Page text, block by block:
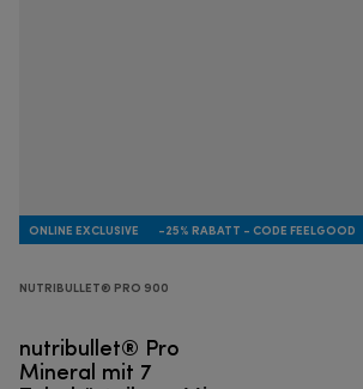
ONLINE EXCLUSIVE -25% RABATT - CODE FEELGOOD
NUTRIBULLET® PRO 900
nutribullet® Pro
Mineral mit 7